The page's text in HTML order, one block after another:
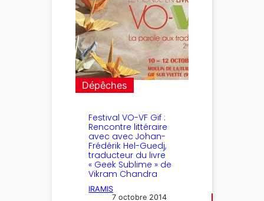
Dépêches
Festival VO-VF Gif :
Rencontre littéraire
avec avec Johan-
Frédérik Hel-Guedj,
traducteur du livre
« Geek Sublime » de
Vikram Chandra
IRAMIS
7 octobre 2014